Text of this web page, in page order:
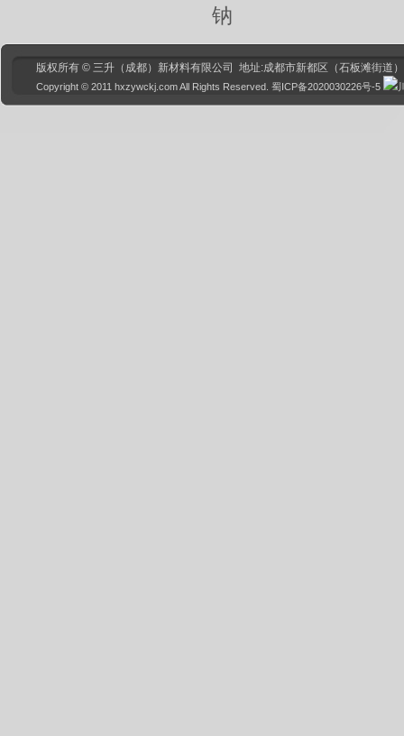
钠
版权所有 © 三升（成都）新材料有限公司 地址:成都市新都区（石板滩街
Copyright © 2011 hxzywckj.com All Rights Reserved. 蜀ICP备2020030226号-5